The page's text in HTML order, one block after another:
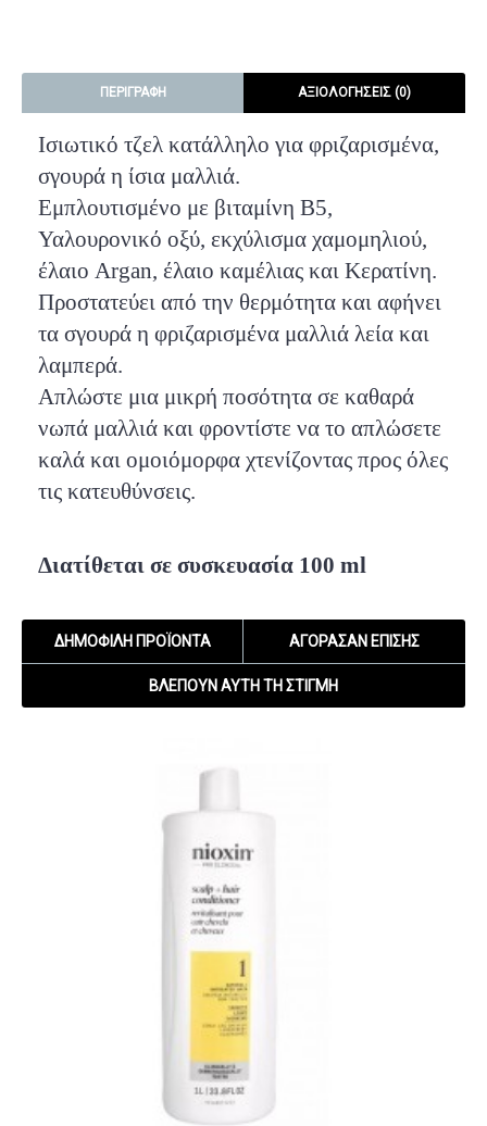
ΠΕΡΙΓΡΑΦΉ ΑΞΙΟΛΟΓΉΣΕΙΣ (0)
Ισιωτικό τζελ κατάλληλο για φριζαρισμένα,
σγουρά η ίσια μαλλιά.
Εμπλουτισμένο με βιταμίνη Β5,
Υαλουρονικό οξύ, εκχύλισμα χαμομηλιού,
έλαιο Argan, έλαιο καμέλιας και Κερατίνη.
Προστατεύει από την θερμότητα και αφήνει
τα σγουρά η φριζαρισμένα μαλλιά λεία και
λαμπερά.
Απλώστε μια μικρή ποσότητα σε καθαρά
νωπά μαλλιά και φροντίστε να το απλώσετε
καλά και ομοιόμορφα χτενίζοντας προς όλες
τις κατευθύνσεις.
Διατίθεται σε συσκευασία 100 ml
ΔΗΜΟΦΙΛΉ ΠΡΟΪΌΝΤΑ ΑΓΌΡΑΣΑΝ ΕΠΊΣΗΣ
ΒΛΈΠΟΥΝ ΑΥΤΉ ΤΗ ΣΤΙΓΜΉ